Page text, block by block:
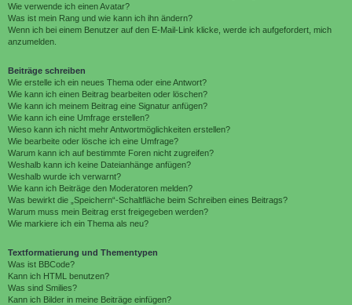
Wie verwende ich einen Avatar?
Was ist mein Rang und wie kann ich ihn ändern?
Wenn ich bei einem Benutzer auf den E-Mail-Link klicke, werde ich aufgefordert, mich
anzumelden.
Beiträge schreiben
Wie erstelle ich ein neues Thema oder eine Antwort?
Wie kann ich einen Beitrag bearbeiten oder löschen?
Wie kann ich meinem Beitrag eine Signatur anfügen?
Wie kann ich eine Umfrage erstellen?
Wieso kann ich nicht mehr Antwortmöglichkeiten erstellen?
Wie bearbeite oder lösche ich eine Umfrage?
Warum kann ich auf bestimmte Foren nicht zugreifen?
Weshalb kann ich keine Dateianhänge anfügen?
Weshalb wurde ich verwarnt?
Wie kann ich Beiträge den Moderatoren melden?
Was bewirkt die „Speichern“-Schaltfläche beim Schreiben eines Beitrags?
Warum muss mein Beitrag erst freigegeben werden?
Wie markiere ich ein Thema als neu?
Textformatierung und Thementypen
Was ist BBCode?
Kann ich HTML benutzen?
Was sind Smilies?
Kann ich Bilder in meine Beiträge einfügen?